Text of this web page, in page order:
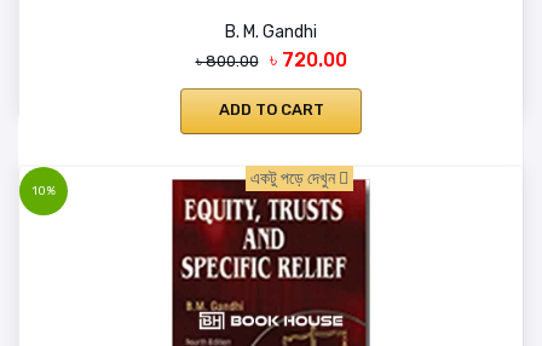
B. M. Gandhi
৳ 800.00 ৳ 720.00
ADD TO CART
10%
একটু পড়ে দেখুন